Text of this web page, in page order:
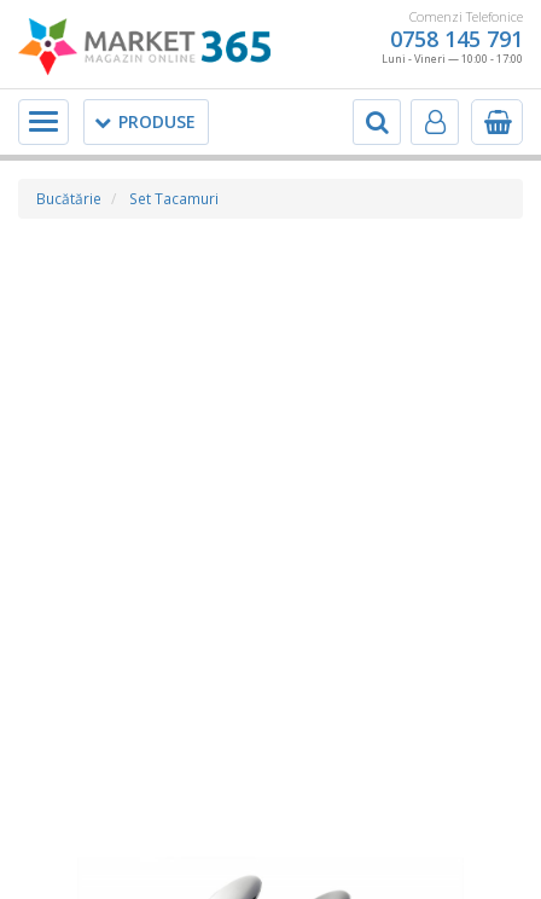
Comenzi Telefonice
0758 145 791
Luni - Vineri — 10:00 - 17:00
PRODUSE
Meniu
Bucătărie Set Tacamuri